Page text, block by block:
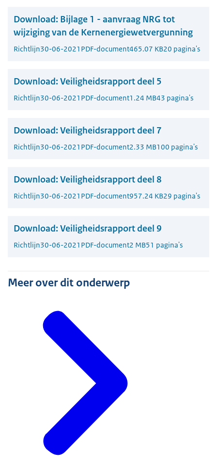
Download: Bijlage 1 - aanvraag NRG tot
wijziging van de Kernenergiewetvergunning
Richtlijn30-06-2021 PDF-document465.07 KB20 pagina's
Download: Veiligheidsrapport deel 5
Richtlijn30-06-2021 PDF-document1.24 MB43 pagina's
Download: Veiligheidsrapport deel 7
Richtlijn30-06-2021 PDF-document2.33 MB100 pagina's
Download: Veiligheidsrapport deel 8
Richtlijn30-06-2021 PDF-document957.24 KB29 pagina's
Download: Veiligheidsrapport deel 9
Richtlijn30-06-2021 PDF-document2 MB51 pagina's
Meer over dit onderwerp